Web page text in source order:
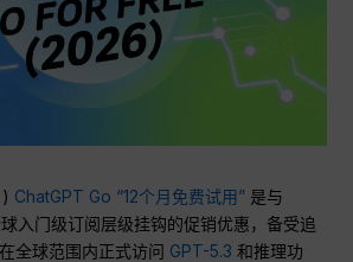
ChatGPT Go “12个月免费试用” 是与
入门级订阅层级挂钩的促销优惠，备受追
全球范围内正式访问 GPT-5.3 和推理功